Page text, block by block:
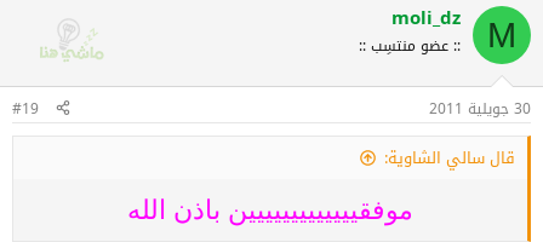
M
moli_dz
:: عضو منتسِب ::
30 جويلية 2011 #19
قال سالي الشاوية:
موفقييييييييييييين باذن الله​